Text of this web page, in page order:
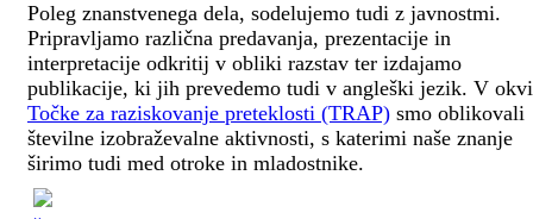
Poleg znanstvenega dela, sodelujemo tudi z javnostmi.
Pripravljamo različna predavanja, prezentacije in
interpretacije odkritij v obliki razstav ter izdajamo
publikacije, ki jih prevedemo tudi v angleški jezik. V
Točke za raziskovanje preteklosti (TRAP) smo oblikovali
številne izobraževalne aktivnosti, s katerimi naše znanje
širimo tudi med otroke in mladostnike.